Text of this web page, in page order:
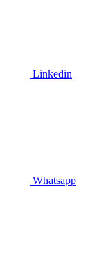
Linkedin
Whatsapp